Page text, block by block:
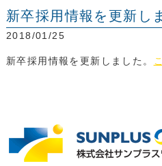
新卒採用情報を更新し
2018/01/25
新卒採用情報を更新しました。